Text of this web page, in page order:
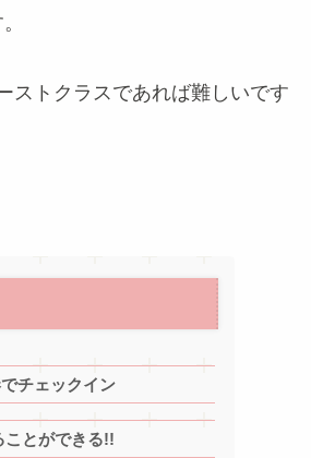
ストクラスであれば難しいです
チェックイン
ことができる!!